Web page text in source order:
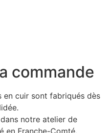
commande
en cuir sont fabriqués dès
notre atelier de
en Franche-Comté,